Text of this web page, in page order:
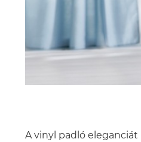
A vinyl padló